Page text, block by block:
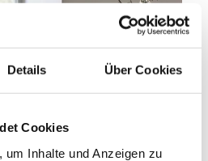
Details Über Cookies
Cookies
Inhalte und Anzeigen zu